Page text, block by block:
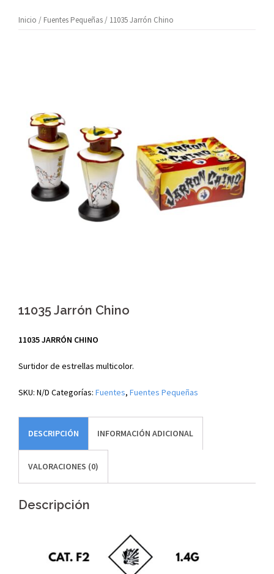
Inicio / Fuentes Pequeñas / 11035 Jarrón Chino
11035 Jarrón Chino
11035 JARRÓN CHINO
Surtidor de estrellas multicolor.
SKU: N/D Categorías: Fuentes, Fuentes Pequeñas
DESCRIPCIÓN INFORMACIÓN ADICIONAL
VALORACIONES (0)
Descripción